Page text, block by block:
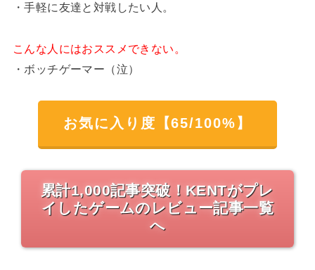
・手軽に友達と対戦したい人。
こんな人にはおススメできない。
・ボッチゲーマー（泣）
お気に入り度【65/100%】
累計1,000記事突破！KENTがプレ
イしたゲームのレビュー記事一覧
へ